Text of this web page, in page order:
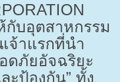
กับอุตสาหกรรม
จ้าแรกที่นำ
ดภัยอัจฉริยะ
ะป้องกัน” ทั้ง